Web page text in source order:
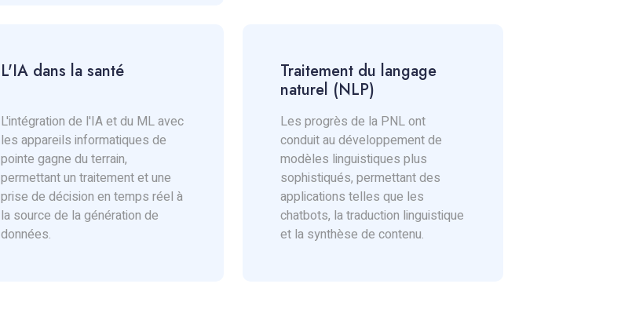
L'IA dans la santé
L'intégration de l'IA et du ML avec
les appareils informatiques de
pointe gagne du terrain,
permettant un traitement et une
prise de décision en temps réel à
la source de la génération de
données.
Traitement du langage
naturel (NLP)
Les progrès de la PNL ont
conduit au développement de
modèles linguistiques plus
sophistiqués, permettant des
applications telles que les
chatbots, la traduction linguistique
et la synthèse de contenu.